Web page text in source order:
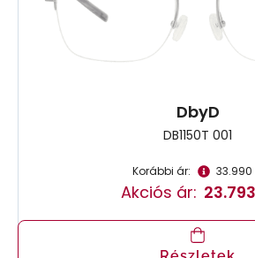
DbyD
DB1150T 001
Korábbi ár: 33.990
Akciós ár: